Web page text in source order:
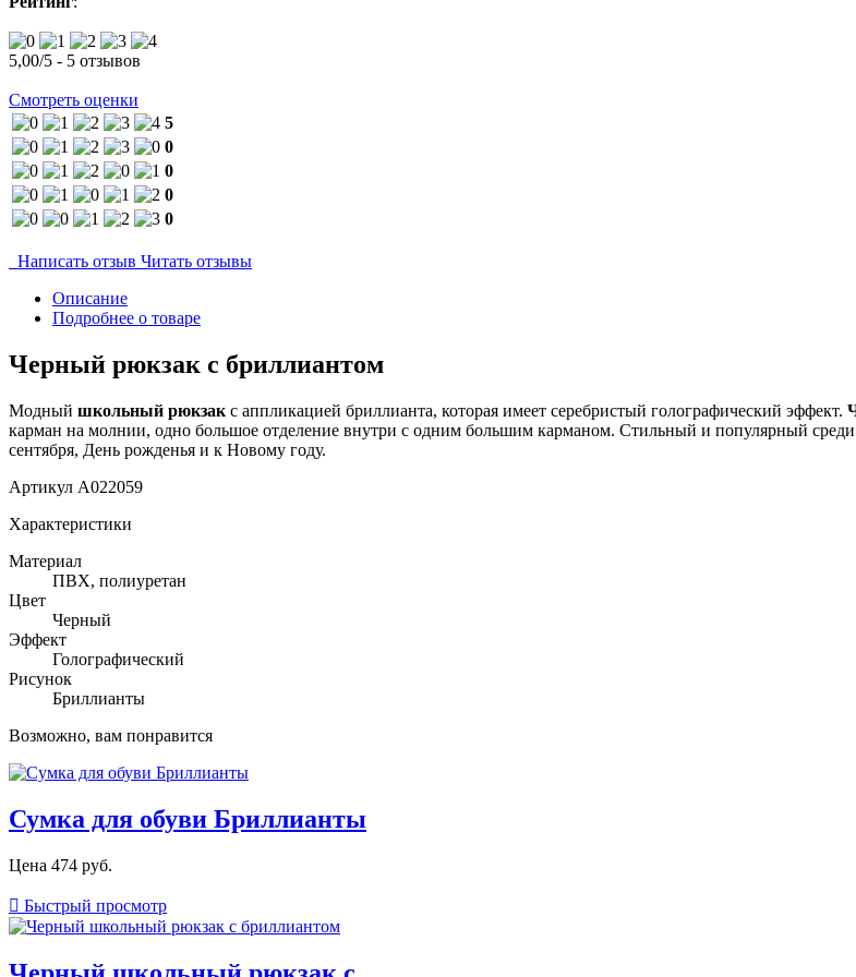
5,00/5 - 5 отзывов
Смотреть оценки
5
0
0
0
0
Написать отзыв Читать отзывы
Описание
Подробнее о товаре
Черный рюкзак с бриллиантом
Модный школьный рюкзак с аппликацией бриллианта, которая имеет серебристый голографический эффект.
карман на молнии, одно большое отделение внутри с одним большим карманом. Стильный и популярный среди
сентября, День рожденья и к Новому году.
Артикул A022059
Характеристики
Материал
ПВХ, полиуретан
Цвет
Черный
Эффект
Голографический
Рисунок
Бриллианты
Возможно, вам понравится
Сумка для обуви Бриллианты
Цена 474 руб.
 Быстрый просмотр